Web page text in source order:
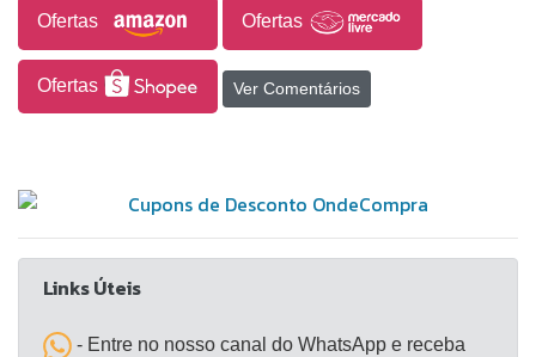
Ofertas Ofertas
Ofertas Ver Comentários
Links Úteis
- Entre no nosso canal do WhatsApp e receba